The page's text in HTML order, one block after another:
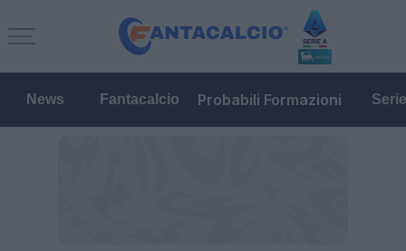
News Fantacalcio Probabili Formazioni